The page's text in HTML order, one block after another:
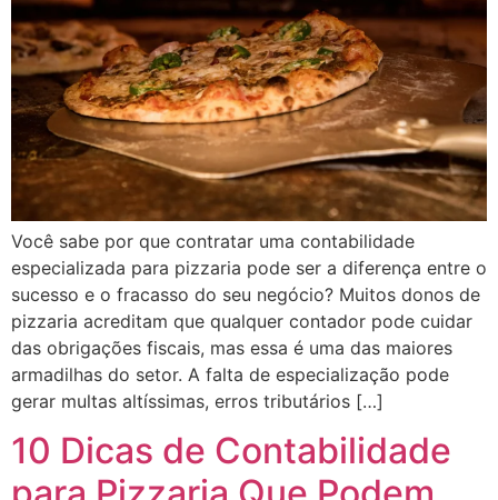
Você sabe por que contratar uma contabilidade
especializada para pizzaria pode ser a diferença entre o
sucesso e o fracasso do seu negócio? Muitos donos de
pizzaria acreditam que qualquer contador pode cuidar
das obrigações fiscais, mas essa é uma das maiores
armadilhas do setor. A falta de especialização pode
gerar multas altíssimas, erros tributários […]
10 Dicas de Contabilidade